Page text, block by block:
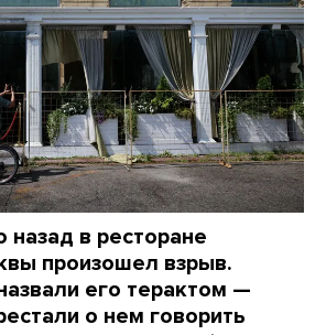
в ресторане
произошел взрыв.
его терактом —
о нем говорить